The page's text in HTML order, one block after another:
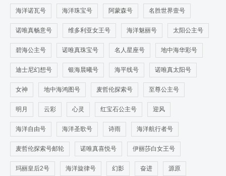
海洋诺瓦号 海洋珠宝号 阿蒙森号 名胜世界壹号
诺唯真畅意号 维多利亚女王号 海洋魅丽号 太阳公主号
碧海公主号 诺唯真珠宝号 名人星座号 地中海华彩号
迪士尼幻想号 银海晨曦号 海平线号 诺唯真太阳号
女神 地中海鸿图号 麦哲伦探索号 至尊公主号
明月 云彩 心灵 红宝石公主号 迎风
海洋自由号 海洋圣歌号 诗雨 海洋航行者号
麦哲伦探索号邮轮 诺唯真喜悦号 伊丽莎白女王号
玛丽皇后2号 海洋旋律号 幻影 奋进 源原